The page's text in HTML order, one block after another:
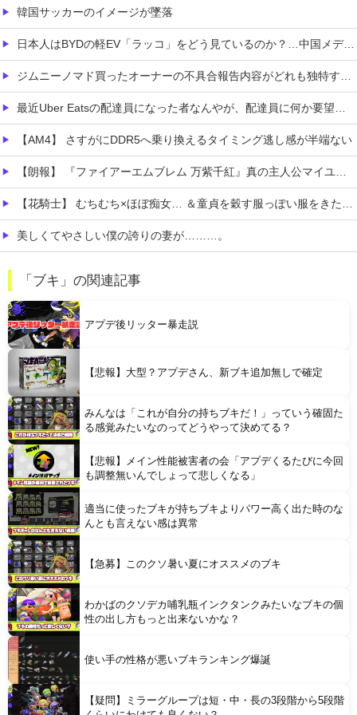
韓国サッカーのイメージが墜落
日本人はBYDの軽EV「ラッコ」をどう見ているのか？…中国メディア！
ジムニーノマド買ったオーナーの不具合報告内容がどれも独特すぎる模様…
最近Uber Eatsの配達員になった者なんやが、配達員に何か要望があったら教えてくれ
【AM4】 さすがにDDR5へ乗り換えるタイミング逃し感が半端ない
【朗報】 『ファイアーエムブレム 万紫千紅』真の主人公マイユニはキャラメイクが可能
【花騎士】 むちむち×ほぼ痴女… ＆童貞を穀す服っぽい服をきたホウオウボクへの反応！！！
美しくてやさしい僕の誇りの妻が………。
【悲報】 ピカチュウが大量に半額
Powered by livedoor 相互RSS
「ブキ」の関連記事
アプデ後リッター暴走説
【悲報】大型？アプデさん、新ブキ追加無しで確定
みんなは「これが自分の持ちブキだ！」っていう確固た
る感覚みたいなのってどうやって決めてる？
【悲報】メイン性能被害者の会「アプデくるたびに今回
も調整無いんでしょって悲しくなる」
適当に使ったブキが持ちブキよりパワー高く出た時のな
んとも言えない感は異常
【急募】このクソ暑い夏にオススメのブキ
わかばのクソデカ哺乳瓶インクタンクみたいなブキの個
性の出し方もっと出来ないかな？
使い手の性格が悪いブキランキング爆誕
【疑問】ミラーグループは短・中・長の3段階から5段階